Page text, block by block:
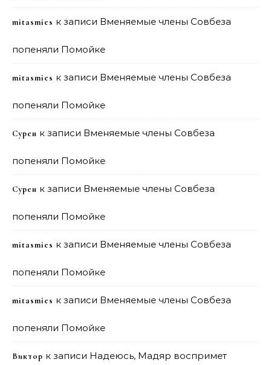
mitasmies к записи Вменяемые члены Совбеза
попеняли Помойке
mitasmies к записи Вменяемые члены Совбеза
попеняли Помойке
Сурен к записи Вменяемые члены Совбеза
попеняли Помойке
Сурен к записи Вменяемые члены Совбеза
попеняли Помойке
mitasmies к записи Вменяемые члены Совбеза
попеняли Помойке
mitasmies к записи Вменяемые члены Совбеза
попеняли Помойке
Виктор к записи Надеюсь, Мадяр воспримет